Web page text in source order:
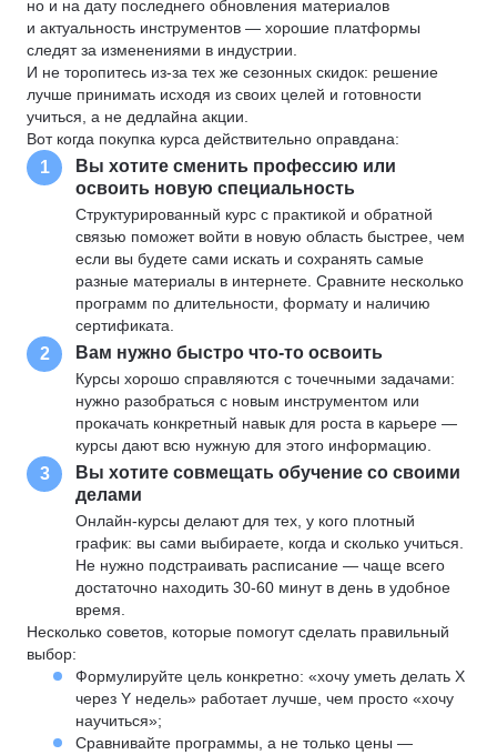
но и на дату последнего обновления материалов
и актуальность инструментов — хорошие платформы
следят за изменениями в индустрии.
И не торопитесь из-за тех же сезонных скидок: решение
лучше принимать исходя из своих целей и готовности
учиться, а не дедлайна акции.
Вот когда покупка курса действительно оправдана:
1
Вы хотите сменить профессию или
освоить новую специальность
Структурированный курс с практикой и обратной
связью поможет войти в новую область быстрее, чем
если вы будете сами искать и сохранять самые
разные материалы в интернете. Сравните несколько
программ по длительности, формату и наличию
сертификата.
2 Вам нужно быстро что-то освоить
Курсы хорошо справляются с точечными задачами:
нужно разобраться с новым инструментом или
прокачать конкретный навык для роста в карьере —
курсы дают всю нужную для этого информацию.
3
Вы хотите совмещать обучение со своими
делами
Онлайн-курсы делают для тех, у кого плотный
график: вы сами выбираете, когда и сколько учиться.
Не нужно подстраивать расписание — чаще всего
достаточно находить 30-60 минут в день в удобное
время.
Несколько советов, которые помогут сделать правильный
выбор:
Формулируйте цель конкретно: «хочу уметь делать X
через Y недель» работает лучше, чем просто «хочу
научиться»;
Сравнивайте программы, а не только цены —